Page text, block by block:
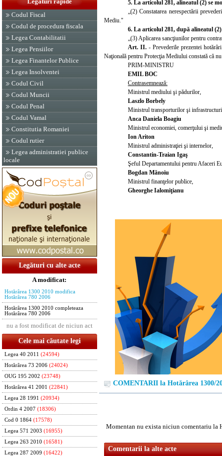
Codul Fiscal
Codul de procedura fiscala
Legea Contabilitatii
Legea Pensiilor
Legea Finantelor Publice
Legea Insolventei
Codul Civil
Codul Muncii
Codul Penal
Codul Vamal
Constitutia Romaniei
Codul rutier
Legea administratiei publice
locale
Legături cu alte acte
A modificat:
Hotărârea 1300 2010 modifica
Hotărârea 780 2006
Hotărârea 1300 2010 completeaza
Hotărârea 780 2006
nu a fost modificat de niciun act
Cele mai căutate legi
Legea 40 2011 (24594)
Hotărârea 73 2006 (24024)
OUG 195 2002 (23748)
Hotărârea 41 2001 (22841)
Legea 28 1991 (20934)
Ordin 4 2007 (18306)
Cod 0 1864 (17578)
Legea 571 2003 (16955)
Legea 263 2010 (16581)
Legea 287 2009 (16422)
5. La articolul 281, alineatul (2) se
„(2) Constatarea nerespectării
Mediu."
6. La articolul 281, după alineatul
„(3) Aplicarea sancţiunilor pentru
Art. II. - Prevederile prezentei
Naţională pentru Protecţia Mediului constată că
PRIM-MINISTRU
EMIL BOC
Contrasemnează:
Ministrul mediului şi pădurilor,
Laszlo Borbely
Ministrul transporturilor şi
Anca Daniela Boagiu
Ministrul economiei, comerţului şi
Ion Ariton
Ministrul administraţiei şi internelor,
Constantin-Traian Igaş
Şeful Departamentului pentru Afaceri
Bogdan Mănoiu
Ministrul finanţelor publice,
Gheorghe Ialomiţianu
COMENTARII la Hotărârea 1300/
Momentan nu exista niciun comentariu la
Comentarii la alte acte